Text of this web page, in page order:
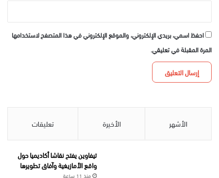
احفظ اسمي، بريدي الإلكتروني، والموقع الإلكتروني في هذا المتصفح لاستخدامها
المرة المقبلة في تعليقي.
الأشهر الأخيرة تعليقات
تيفاوين يفتح نقاشا أكاديميا حول
واقع الأمازيغية وآفاق تطويرها
منذ 11 ساعة